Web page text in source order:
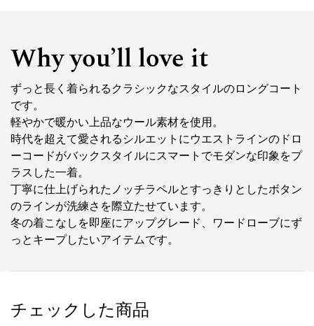
Why you’ll love it
ずっと長く着られるクラシックなスタイルのロングコート
です。
軽やかで暖かい上品なウール素材を使用。
時代を超えて愛されるシルエットにウエストラインのドロ
ーコードがバックスタイルにスマートでモダンな印象をプ
ラスした一着。
丁寧に仕上げられたノッチラペルとすっきりとしたボタン
のラインが洗練さを際立たせています。
冬の着こなしを即座にアップグレード、ワードローブにず
っとキープしたいアイテムです。
チェックした商品